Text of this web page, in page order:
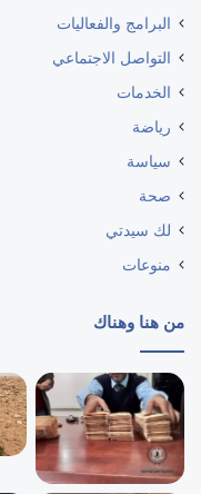
البرامج والفعاليات
التواصل الاجتماعي
الخدمات
رياضة
سياسة
صحة
لك سيدتي
منوعات
من هنا وهناك